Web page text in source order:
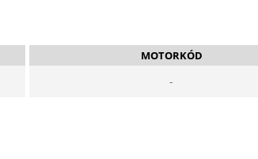
MOTORKÓD
-